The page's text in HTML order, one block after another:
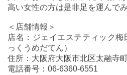
高い女性の方は是非足を運んで
＜店舗情報＞
店名：ジェイエステティック
っくうめだてん）
住所：大阪府大阪市北区太融寺
電話番号：06-6360-6551